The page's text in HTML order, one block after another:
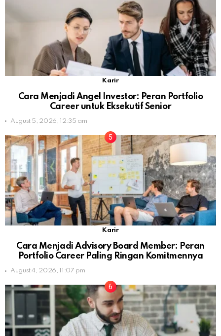
Karir
Cara Menjadi Angel Investor: Peran Portfolio
Career untuk Eksekutif Senior
August 5, 2026, 12:35 am
Karir
Cara Menjadi Advisory Board Member: Peran
Portfolio Career Paling Ringan Komitmennya
August 4, 2026, 11:07 pm